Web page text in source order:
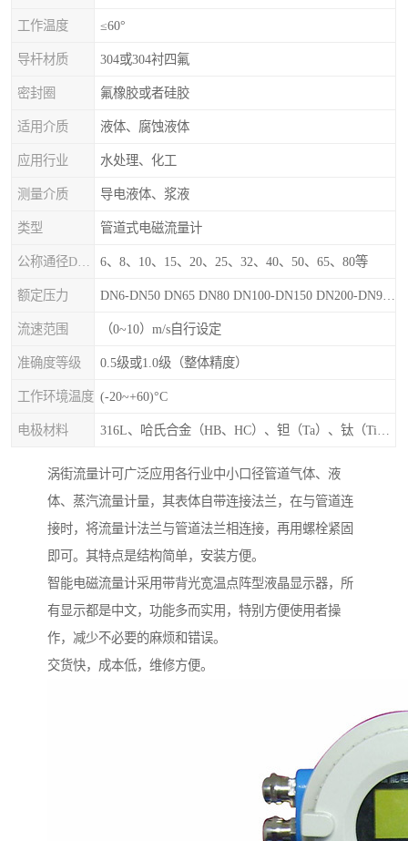
工作温度 ≤60°
导杆材质 304或304衬四氟
密封圈 氟橡胶或者硅胶
适用介质 液体、腐蚀液体
应用行业 水处理、化工
测量介质 导电液体、浆液
类型 管道式电磁流量计
6、8、10、15、20、25、32、40、50、65、80等
额定压力
流速范围 （0~10）m/s自行设定
准确度等级 0.5级或1.0级（整体精度）
工作环境温度 (-20~+60)°C
电极材料
涡街流量计可广泛应用各行业中小口径管道气体、液
体、蒸汽流量计量，其表体自带连接法兰，在与管道连
接时，将流量计法兰与管道法兰相连接，再用螺栓紧固
即可。其特点是结构简单，安装方便。
智能电磁流量计采用带背光宽温点阵型液晶显示器，所
有显示都是中文，功能多而实用，特别方便使用者操
作，减少不必要的麻烦和错误。
交货快，成本低，维修方便。